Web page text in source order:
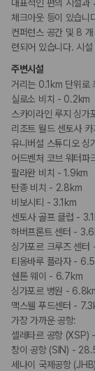
비즈니스
비즈니스 센터
회의공간
연회장
장애인 편의시
휠체어로 이용
휠체어로 이용
흡연 시설
지정 흡연 구역
대표적인 편의 시설과
체크아웃 등이 있습니
컨퍼런스 공간 및 8
련되어 있습니다. 시
주변시설
거리는 0.1km 단위로
실로소 비치 - 0.2km
스카이라인 루지 싱가
리조트 월드 센토사
유니버설 스튜디오 싱
어드벤처 코브 워터파
팔라완 비치 - 1.9km
탄종 비치 - 2.8km
비보시티 - 3.1km
센토사 골프 클럽 -
하버프론트 센터 -
싱가포르 크루즈 센
티옹바루 플라자 -
쉔톤 웨이 - 6.7km
싱가포르 병원 -
맥스웰 푸드센터 -
가장 가까운 공항:
셀레타르 공항
창이 공항 (SIN) -
세나이 국제공항